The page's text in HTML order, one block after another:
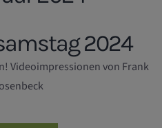
2024
Videoimpressionen von Frank